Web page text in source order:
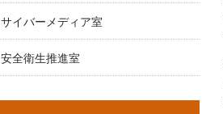
サイバーメディア室
安全衛生推進室